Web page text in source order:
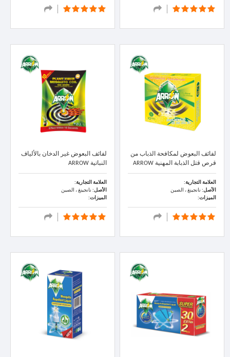
لفائف البعوض لمكافحة الذباب من
قرص قتل الذبابة المهنية ARROW
العلامة التجارية:
الأصل: نانجينغ ، الصين
الميزات:
لفائف البعوض غير الدخان بالألياف
النباتية ARROW
العلامة التجارية:
الأصل: نانجينغ ، الصين
الميزات: